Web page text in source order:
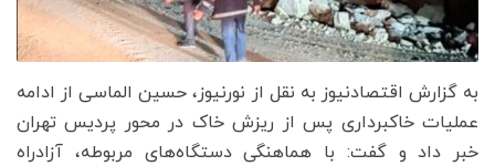
به گزارش اقتصادنیوز به نقل از نورنیوز، حسین الماسی از ادامه
عملیات خاکبرداری پس از ریزش خاک در محور پردیس تهران
خبر داد و گفت: با هماهنگی دستگاه‌های مربوطه، آزادراه